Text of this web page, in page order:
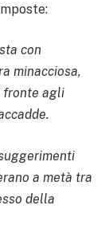
con
minacciosa,
fronte agli
a metà tra
della